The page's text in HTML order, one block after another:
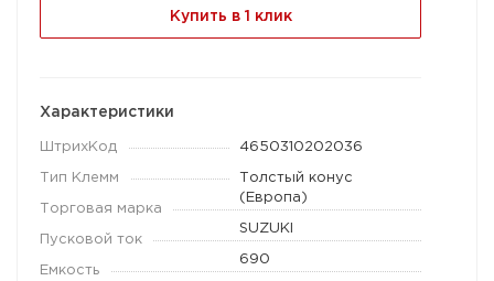
Купить в 1 клик
Характеристики
ШтрихКод 4650310202036
Тип Клемм
Толстый конус
(Европа)
Торговая марка
SUZUKI
Пусковой ток
690
Емкость